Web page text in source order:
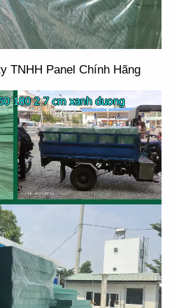
TNHH Panel Chính Hãng